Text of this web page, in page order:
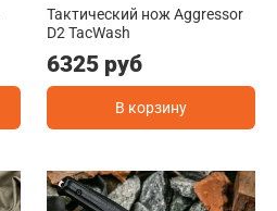
Тактический нож Aggressor
D2 TacWash
6325 руб
В корзину